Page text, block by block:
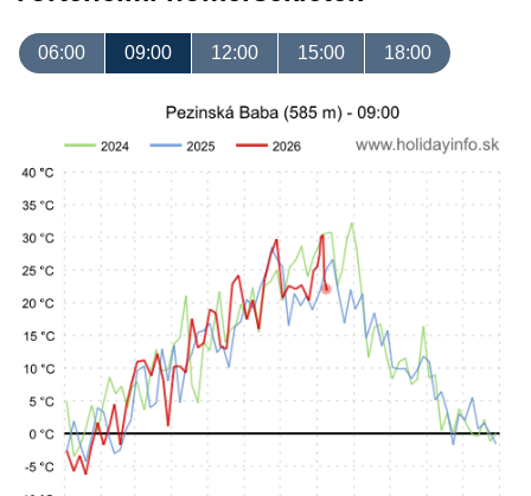
06:00 09:00 12:00 15:00 18:00